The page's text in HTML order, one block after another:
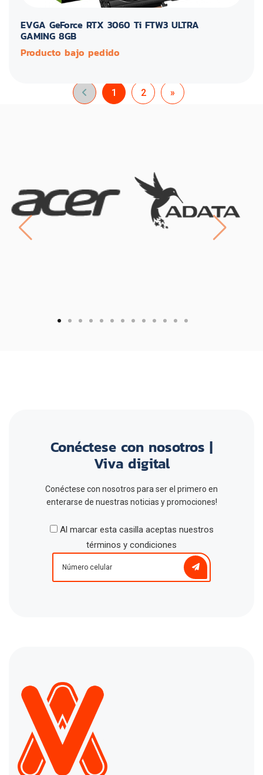
EVGA GeForce RTX 3060 Ti FTW3 ULTRA
GAMING 8GB
Producto bajo pedido
1 2 »
Conéctese con nosotros |
Viva digital
Conéctese con nosotros para ser el primero en
enterarse de nuestras noticias y promociones!
Al marcar esta casilla aceptas nuestros
términos y condiciones